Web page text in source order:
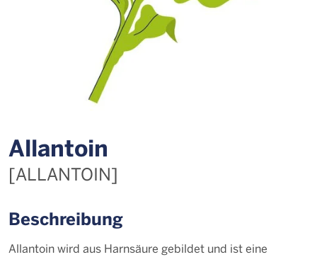
Allantoin
[ALLANTOIN]
Beschreibung
Allantoin wird aus Harnsäure gebildet und ist eine